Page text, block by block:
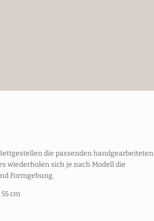
die passenden handgearbeiteten
wiederholen sich je nach Modell die
Formgebung.
cm